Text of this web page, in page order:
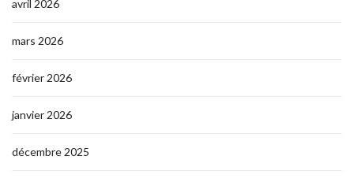
avril 2026
mars 2026
février 2026
janvier 2026
décembre 2025